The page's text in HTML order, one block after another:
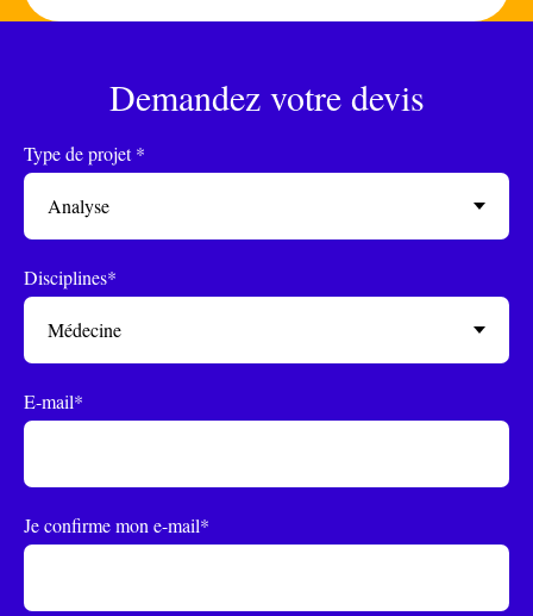
Demandez votre devis
Type de projet *
Disciplines*
E-mail*
Je confirme mon e-mail*